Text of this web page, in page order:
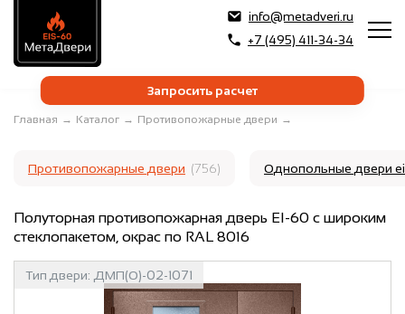
info@metadveri.ru
+7 (495) 411-34-34
Запросить расчет
Главная → Каталог → Противопожарные двери →
Противопожарные двери (756) Однопольные двери
Полуторная противопожарная дверь EI-60 с широким
стеклопакетом, окрас по RAL 8016
Тип двери: ДМП(О)-02-1071